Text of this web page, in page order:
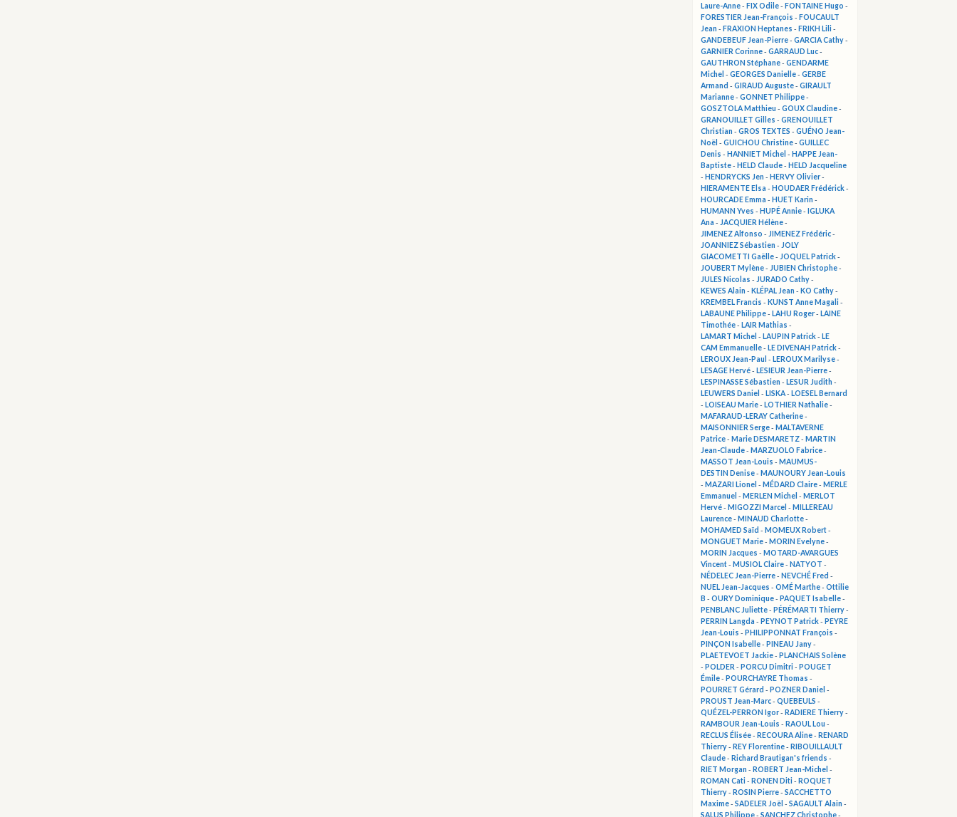
Laure-Anne-FIX Odile-FONTAINE Hugo -
FORESTIER Jean-François -FOUCAULT
Jean -FRAXION Heptanes -FRIKH Lili-
GANDEBEUF Jean-Pierre-GARCIA Cathy-
GARNIER Corinne-GARRAUD Luc-
GAUTHRON Stéphane-GENDARME
Michel -GEORGES Danielle-GERBE
Armand -GIRAUD Auguste-GIRAULT
Marianne-GONNET Philippe-
GOSZTOLA Matthieu -GOUX Claudine-
GRANOUILLET Gilles -GRENOUILLET
Christian -GROS TEXTES -GUÉNO Jean-
Noël -GUICHOU Christine-GUILLEC
Denis -HANNIET Michel -HAPPE Jean-
Baptiste-HELD Claude-HELD Jacqueline
-HENDRYCKS Jen -HERVY Olivier-
HIERAMENTE Elsa -HOUDAER Frédérick-
HOURCADE Emma -HUET Karin -
HUMANN Yves -HUPÉ Annie-IGLUKA
Ana - JACQUIER Hélène-
JIMENEZ Alfonso - JIMENEZ Frédéric-
JOANNIEZ Sébastien - JOLY
GIACOMETTI Gaëlle- JOQUEL Patrick-
JOUBERT Mylène- JUBIEN Christophe-
JULES Nicolas - JURADO Cathy-
KEWES Alain -KLÉPAL Jean -KO Cathy-
KREMBEL Francis -KUNST Anne Magali-
LABAUNE Philippe-LAHU Roger-LAINE
Timothée-LAIR Mathias -
LAMART Michel -LAUPIN Patrick-LE
CAM Emmanuelle-LE DIVENAH Patrick-
LEROUX Jean-Paul -LEROUX Marilyse-
LESAGE Hervé-LESIEUR Jean-Pierre-
LESPINASSE Sébastien -LESUR Judith -
LEUWERS Daniel -LISKA-LOESEL Bernard
-LOISEAU Marie-LOTHIER Nathalie-
MAFARAUD-LERAY Catherine-
MAISONNIER Serge-MALTAVERNE
Patrice-Marie DESMARETZ-MARTIN
Jean-Claude-MARZUOLO Fabrice-
MASSOT Jean-Louis -MAUMUS-
DESTIN Denise-MAUNOURY Jean-Louis
-MAZARI Lionel -MÉDARD Claire-MERLE
Emmanuel -MERLEN Michel -MERLOT
Hervé-MIGOZZI Marcel -MILLEREAU
Laurence-MINAUD Charlotte-
MOHAMED Saïd -MOMEUX Robert-
MONGUET Marie-MORIN Evelyne-
MORIN Jacques -MOTARD-AVARGUES
Vincent-MUSIOL Claire-NATYOT -
NÉDELEC Jean-Pierre-NEVCHÉ Fred -
NUEL Jean-Jacques -OMÉ Marthe-Ottilie
B -OURY Dominique-PAQUET Isabelle-
PENBLANC Juliette-PÉRÉMARTI Thierry-
PERRIN Langda -PEYNOT Patrick-PEYRE
Jean-Louis -PHILIPPONNAT François -
PINÇON Isabelle-PINEAU Jany-
PLAETEVOET Jackie-PLANCHAIS Solène
-POLDER -PORCU Dimitri-POUGET
Émile-POURCHAYRE Thomas -
POURRET Gérard -POZNER Daniel -
PROUST Jean-Marc-QUEBEULS -
QUÉZEL-PERRON Igor-RADIERE Thierry-
RAMBOUR Jean-Louis -RAOUL Lou -
RECLUS Élisée-RECOURA Aline-RENARD
Thierry-REY Florentine-RIBOUILLAULT
Claude-Richard Brautigan's friends -
RIET Morgan -ROBERT Jean-Michel -
ROMAN Cati-RONEN Diti-ROQUET
Thierry-ROSIN Pierre-SACCHETTO
Maxime-SADELER Joël -SAGAULT Alain -
SALUS Philippe-SANCHEZ Christophe-